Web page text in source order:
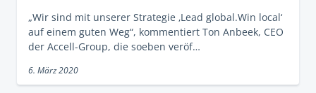
„Wir sind mit unserer Strategie ‚Lead global.Win local‘
auf einem guten Weg“, kommentiert Ton Anbeek, CEO
der Accell-Group, die soeben veröf…
6. März 2020